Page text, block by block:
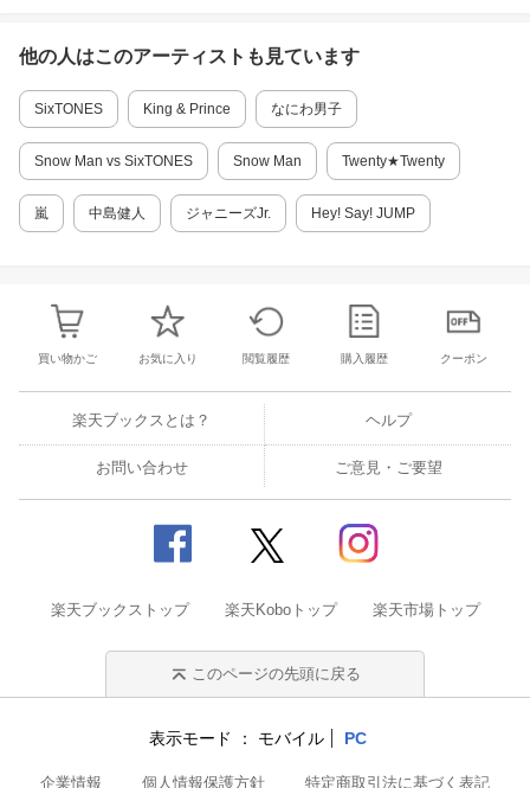
2026/08/04
橋本将生主演「お姉ちゃんの翠く
ん」切ない特報＆ポスター解禁！ 松
本怜生ら新キャストも
timelesz・橋本将生が主演を務める12月4日
公開の映画「お姉ちゃんの翠くん」より、
特報映像とポスタービジュアルが解禁！ あ
わせて、松本怜生ら新キャストの出演も明
2026/08/04
timelesz・松島聡演じる永坂に予期せ
ぬ事態…「ファーストクライ」院内
感染で病院がパニック
比嘉愛未が主演を務め、timelesz・松島聡
らが出演するドラマ「ファーストクライ 母
子救命救急班」（日本テレビ系）より、本
日8月5日22時から放送される第5話の見ど
ころと場面写真が公開されました。
2026/08/03
務める「夜の音」でロックデュオ・S
音楽番組「夜の音 -TOKYO MIDNIGHT MU
えておくべきアーティスト」をピックアッ
2011年 ～
受賞履歴
2026年日本ゴールドディスク大賞ベスト5アルバム
更新日 2026年03月13日 （登録日 2016年02月03日 ）
他の人はこのアーティスト も見ています
SixTONES King & Prince なにわ男子
Snow Man vs SixTONES Snow Man Twenty★Twenty
嵐 中島健人 ジャニーズJr. Hey! Say! JUMP
買い物かご お気に入り 閲覧履歴 購入履歴 クーポン
楽天ブックスとは？ ヘルプ
お問い合わせ ご意見・ご要望
楽天ブックストップ 楽天Koboトップ 楽天市場トップ
このページの先頭に戻る
表示モード モバイル PC
企業情報 個人情報保護方針 特定商取引法に基づく表記